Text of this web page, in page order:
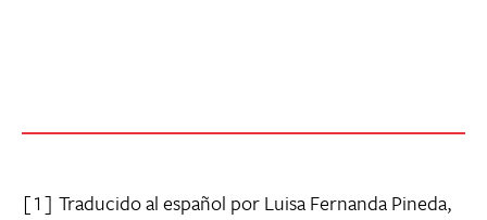
[1] Traducido al español por Luisa Fernanda Pineda,